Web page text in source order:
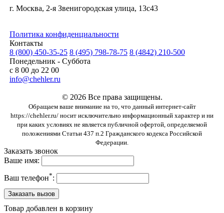
г. Москва, 2-я Звенигородская улица, 13с43
Политика конфиденциальности
Контакты
8 (800) 450-35-25 8 (495) 798-78-75 8 (4842) 210-500
Понедельник - Суббота
с 8 00 до 22 00
info@chehler.ru
© 2026 Все права защищены.
Обращаем ваше внимание на то, что данный интернет-сайт
https://chehler.ru/ носит исключительно информационный характер и ни
при каких условиях не является публичной офертой, определяемой
положениями Статьи 437 п.2 Гражданского кодекса Российской
Федерации.
Заказать звонок
Ваше имя:
Ваш телефон*:
Товар добавлен в корзину